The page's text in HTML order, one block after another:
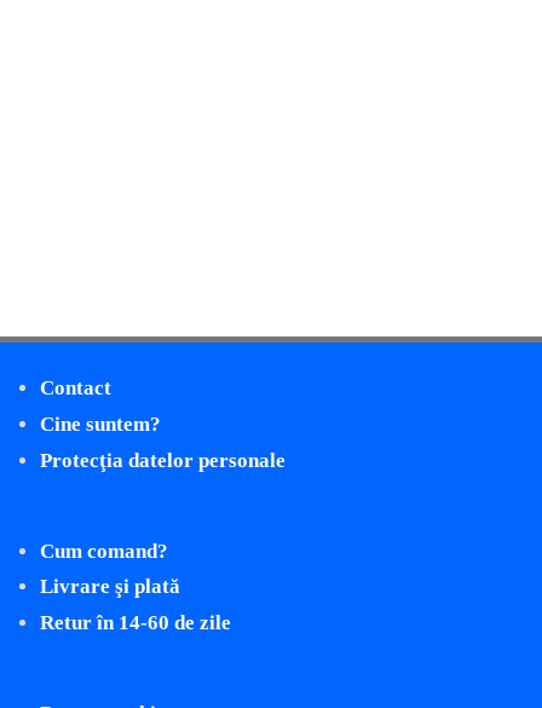
Contact
Cine suntem?
Protecţia datelor personale
Cum comand?
Livrare şi plată
Retur în 14-60 de zile